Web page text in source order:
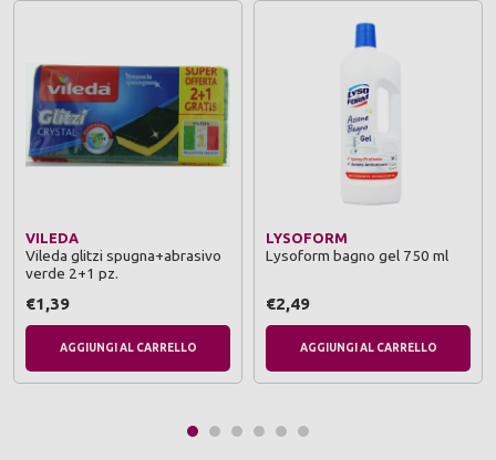
VILEDA
Vileda glitzi spugna+abrasivo
verde 2+1 pz.
€1,39
AGGIUNGI AL CARRELLO
LYSOFORM
Lysoform bagno gel 750 ml
€2,49
AGGIUNGI AL CARRELLO